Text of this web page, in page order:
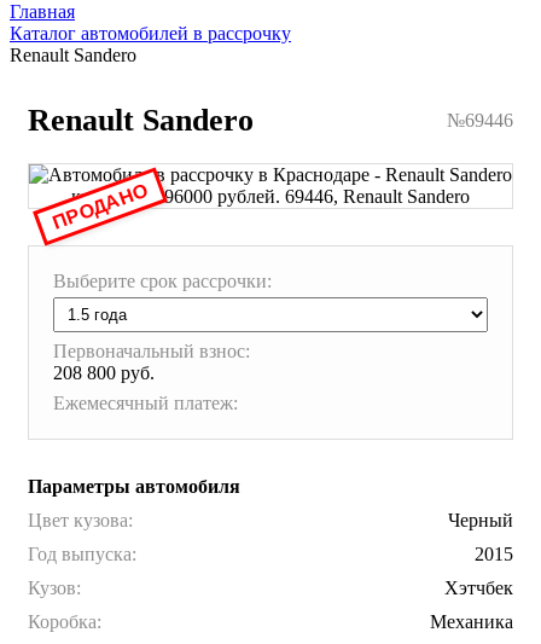
Главная
Каталог автомобилей в рассрочку
Renault Sandero
Renault Sandero №69446
Выберите срок рассрочки:
Первоначальный взнос:
208 800 руб.
Ежемесячный платеж:
Параметры автомобиля
Цвет кузова:
Черный
Год выпуска:
2015
Кузов:
Хэтчбек
Коробка:
Механика
ПРОДАНО